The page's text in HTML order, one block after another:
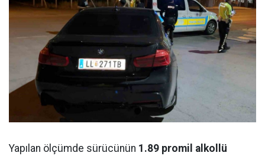
Yapılan ölçümde sürücünün 1.89 promil alkollü